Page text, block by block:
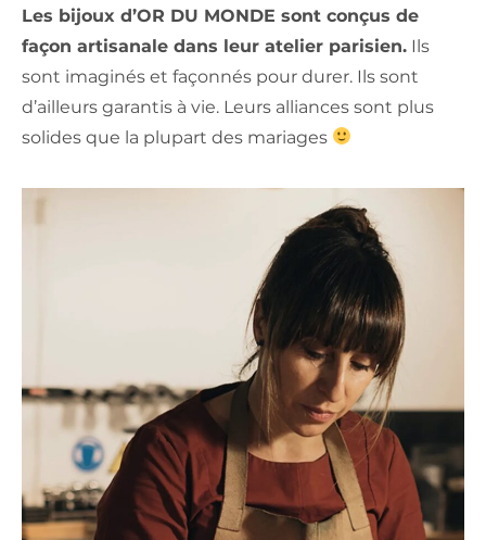
Les bijoux d’OR DU MONDE sont conçus de
façon artisanale dans leur atelier parisien. Ils
sont imaginés et façonnés pour durer. Ils sont
d’ailleurs garantis à vie. Leurs alliances sont plus
solides que la plupart des mariages